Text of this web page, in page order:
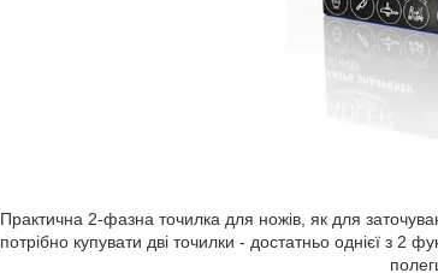
Практична 2-фазна точилка для ножів, як для
потрібно купувати дві точилки - достатньо однієї з 2